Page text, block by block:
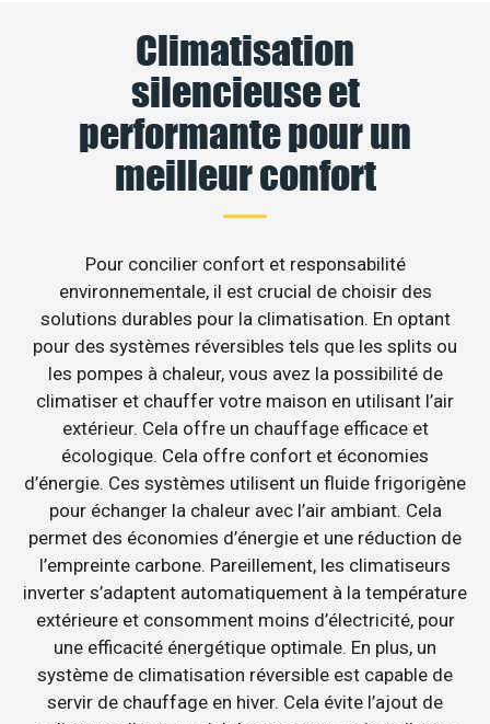
Climatisation
silencieuse et
performante pour un
meilleur confort
Pour concilier confort et responsabilité
environnementale, il est crucial de choisir des
solutions durables pour la climatisation. En optant
pour des systèmes réversibles tels que les splits ou
les pompes à chaleur, vous avez la possibilité de
climatiser et chauffer votre maison en utilisant l’air
extérieur. Cela offre un chauffage efficace et
écologique. Cela offre confort et économies
d’énergie. Ces systèmes utilisent un fluide frigorigène
pour échanger la chaleur avec l’air ambiant. Cela
permet des économies d’énergie et une réduction de
l’empreinte carbone. Pareillement, les climatiseurs
inverter s’adaptent automatiquement à la température
extérieure et consomment moins d’électricité, pour
une efficacité énergétique optimale. En plus, un
système de climatisation réversible est capable de
servir de chauffage en hiver. Cela évite l’ajout de